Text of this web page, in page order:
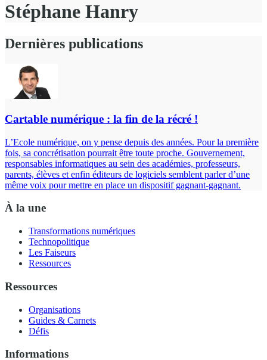
Stéphane Hanry
Dernières publications
Cartable numérique : la fin de la récré !
L’Ecole numérique, on y pense depuis des années. Pour la première
fois, sa concrétisation pourrait être toute proche. Gouvernement,
responsables informatiques au sein des académies, professeurs,
parents, élèves et enfin éditeurs de logiciels semblent parler d’une
même voix pour mettre en place un dispositif gagnant-gagnant.
À la une
Transformations numériques
Technopolitique
Les Faiseurs
Ressources
Ressources
Organisations
Guides & Carnets
Défis
Informations